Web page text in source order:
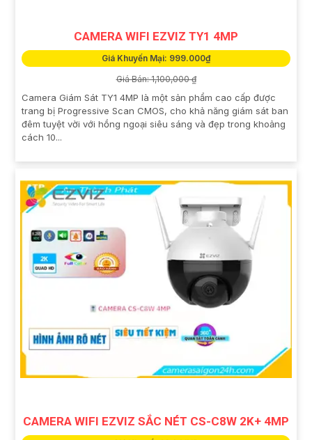
CAMERA WIFI EZVIZ TY1 4MP
Giá Khuyến Mại: 999.000₫
Giá Bán: 1,100,000 ₫
Camera Giám Sát TY1 4MP là một sản phẩm cao cấp được
trang bị Progressive Scan CMOS, cho khả năng giám sát ban
đêm tuyệt vời với hồng ngoại siêu sáng và đẹp trong khoảng
cách 10...
CAMERA WIFI EZVIZ SẮC NÉT CS-C8W 2K+ 4MP